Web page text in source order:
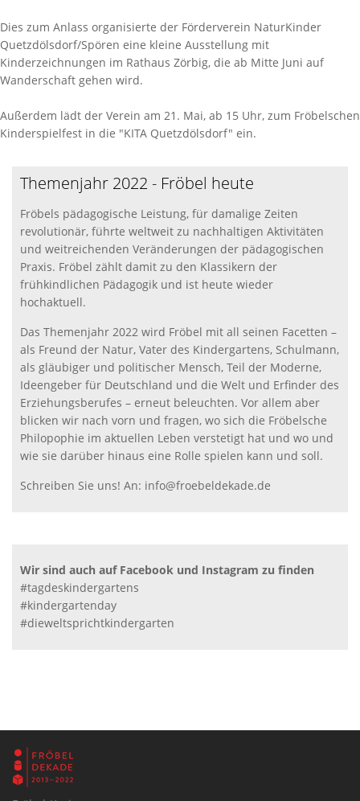
Dies zum Anlass organisierte der Förderverein NaturKinder
Quetzdölsdorf/Spören eine kleine Ausstellung mit
Kinderzeichnungen im Rathaus Zörbig, die ab Mitte Juni auf
Wanderschaft gehen wird.
Außerdem lädt der Verein am 21. Mai, ab 15 Uhr, zum Fröbelschen
Kinderspielfest in die "KITA Quetzdölsdorf" ein.
Themenjahr 2022 - Fröbel heute
Fröbels pädagogische Leistung, für damalige Zeiten
revolutionär, führte weltweit zu nachhaltigen Aktivitäten
und weitreichenden Veränderungen der pädagogischen
Praxis. Fröbel zählt damit zu den Klassikern der
frühkindlichen Pädagogik und ist heute wieder
hochaktuell.
Das Themenjahr 2022 wird Fröbel mit all seinen Facetten –
als Freund der Natur, Vater des Kindergartens, Schulmann,
als gläubiger und politischer Mensch, Teil der Moderne,
Ideengeber für Deutschland und die Welt und Erfinder des
Erziehungsberufes – erneut beleuchten. Vor allem aber
blicken wir nach vorn und fragen, wo sich die Fröbelsche
Philopophie im aktuellen Leben verstetigt hat und wo und
wie sie darüber hinaus eine Rolle spielen kann und soll.
Schreiben Sie uns! An: info@froebeldekade.de
Wir sind auch auf Facebook und Instagram zu finden
#tagdeskindergartens
#kindergartenday
#dieweltsprichtkindergarten